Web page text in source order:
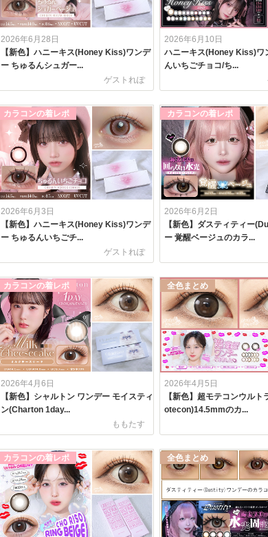
2026年6月28日
【新色】ハニーキス(Honey Kiss)ワンデ
ー ちゅるんシュガー...
ゲストれぽ
2026年6月10日
ハニーキス(Honey Kiss)ワ
んいちごチョコ/ち...
カラコンの着レポ
2026年6月3日
【新色】ハニーキス(Honey Kiss)ワンデ
ー ちゅるんいちごチ...
ゲストれぽ
カラコンの着レポ
2026年6月2日
【新色】ダスティティー
ー 覚醒ベージュのカラ...
カラコンの着レポ
2026年4月6日
【新色】シャルトン ワンデー モイスティ
ン(Charton 1day...
ももたす
全色まとめ
2026年4月5日
【新色】超モテコンウルト
otecon)14.5mmのカ...
カラコンの着レポ 全色まとめ